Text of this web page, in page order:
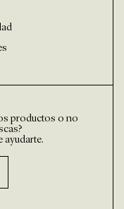
productos o no
ayudarte.